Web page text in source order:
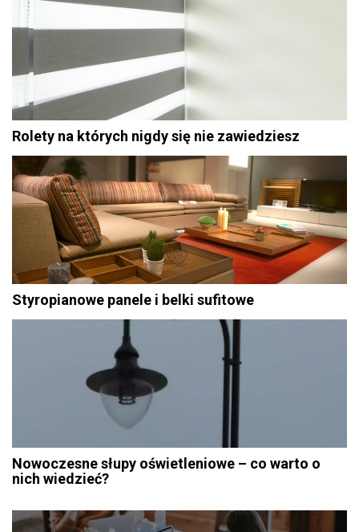
Rolety na których nigdy się nie zawiedziesz
Styropianowe panele i belki sufitowe
Nowoczesne słupy oświetleniowe – co warto o
nich wiedzieć?